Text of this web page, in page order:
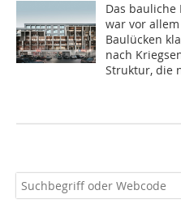
Das
war vor
Baulücken
nach
Struktur, die